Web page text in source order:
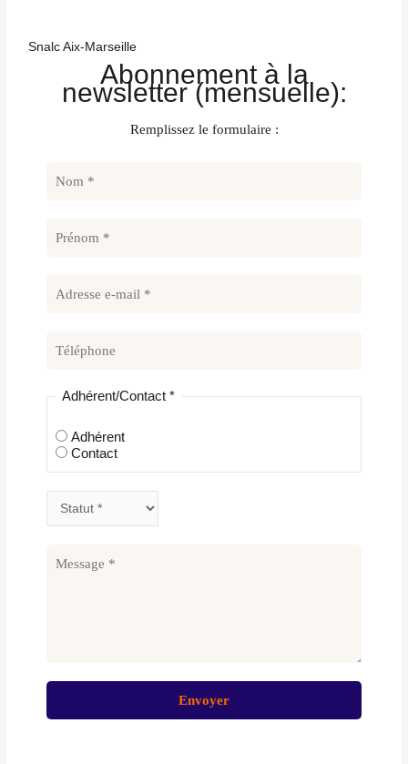
Snalc Aix-Marseille
Abonnement à la
newsletter (mensuelle):
Remplissez le formulaire :
Adhérent/Contact*
Adhérent
Contact